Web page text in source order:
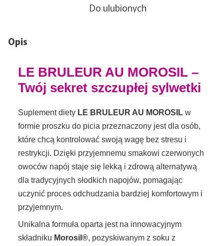
Do ulubionych
Opis
LE BRULEUR AU MOROSIL –
Twój sekret szczupłej sylwetki
Suplement diety LE BRULEUR AU MOROSIL w
formie proszku do picia przeznaczony jest dla osób,
które chcą kontrolować swoją wagę bez stresu i
restrykcji. Dzięki przyjemnemu smakowi czerwonych
owoców napój staje się lekką i zdrową alternatywą
dla tradycyjnych słodkich napojów, pomagając
uczynić proces odchudzania bardziej komfortowym i
przyjemnym.
Unikalna formuła oparta jest na innowacyjnym
składniku Morosil®, pozyskiwanym z soku z